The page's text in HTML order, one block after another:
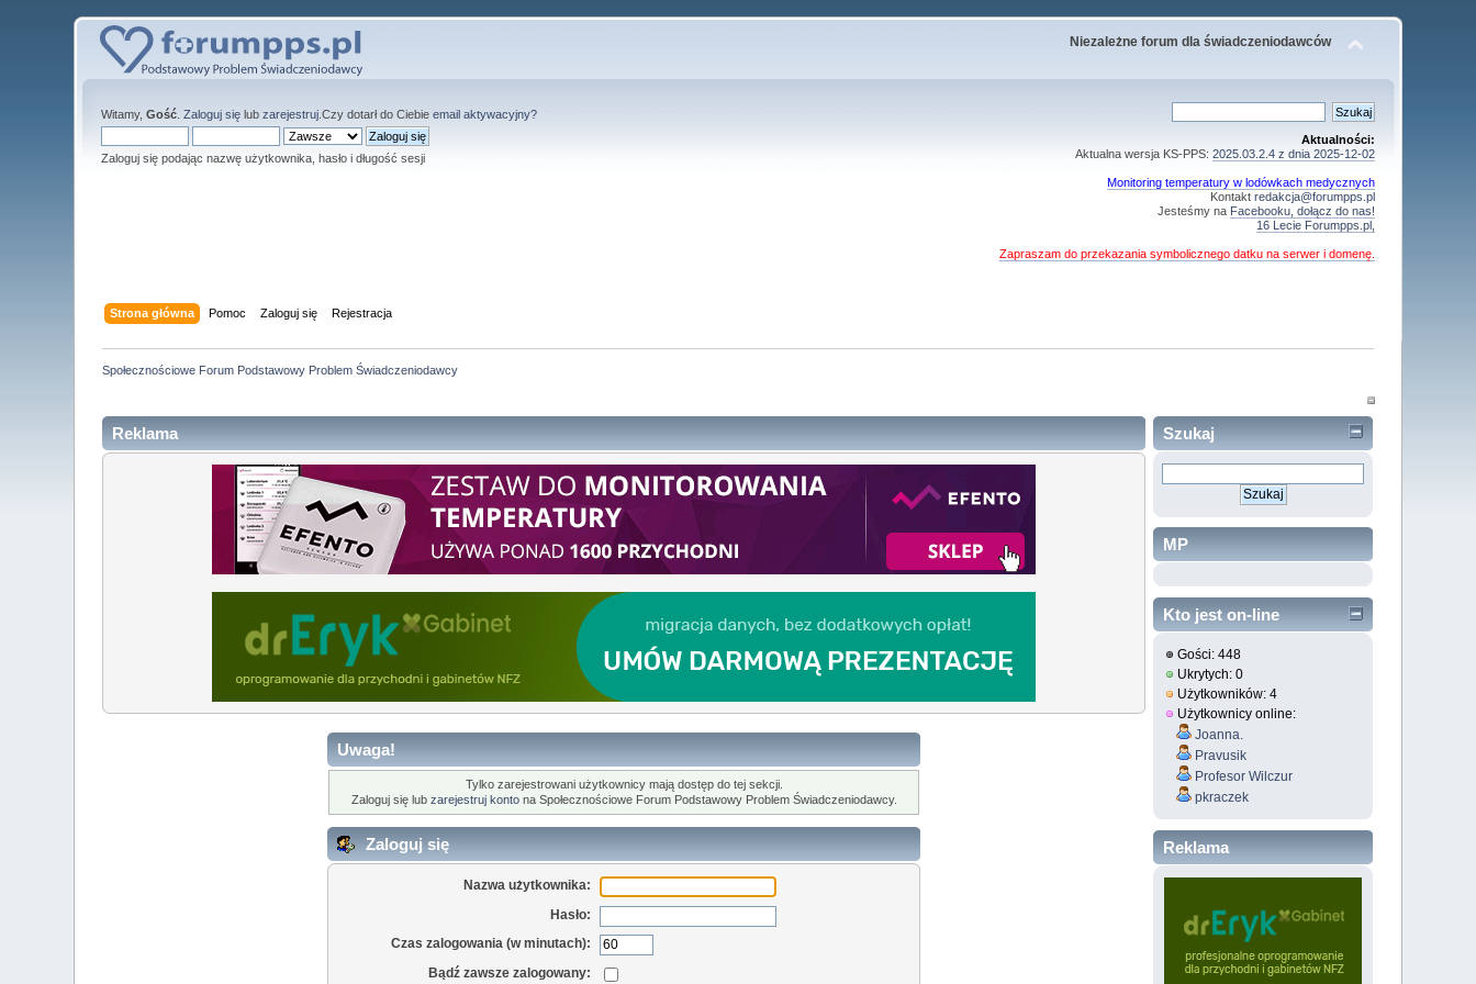
Niezależne forum dla świadczeniodawców
Witamy,Gość .Zaloguj się lubzarejestruj .Czy dotarł do Ciebieemail aktywacyjny?
Zaloguj się podając nazwę użytkownika, hasło i długość sesji
Aktualności:
Aktualna wersja KS-PPS: 2025.03.2.4 z dnia 2025-12-02
Monitoring temperatury w lodówkach medycznych
Kontakt redakcja@forumpps.pl
Jesteśmy na Facebooku, dołącz do nas!
16 Lecie Forumpps.pl,
Zapraszam do przekazania symbolicznego datku na serwer i domenę.
Strona główna Pomoc Zaloguj się Rejestracja
Społecznościowe Forum Podstawowy Problem Świadczeniodawcy
Reklama
Uwaga!
Tylko zarejestrowani użytkownicy mają dostęp do tej sekcji.
Zaloguj się lub zarejestruj kontona Społecznościowe Forum Podstawowy Problem Świadczeniodawcy.
Zaloguj się
Nazwa użytkownika:
Hasło:
Czas zalogowania (w minutach):
Bądź zawsze zalogowany:
Szukaj
MP
Kto jest on-line
Gości: 448
Ukrytych: 0
Użytkowników: 4
Użytkownicy online:
Joanna.
Pravusik
Profesor Wilczur
pkraczek
Reklama